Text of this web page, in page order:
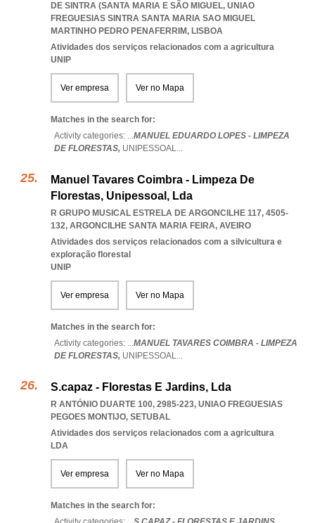
DE SINTRA (SANTA MARIA E SÃO MIGUEL, UNIAO
FREGUESIAS SINTRA SANTA MARIA SAO MIGUEL
MARTINHO PEDRO PENAFERRIM, LISBOA
Atividades dos serviços relacionados com a agricultura
UNIP
Ver empresa Ver no Mapa
Matches in the search for:
Activity categories: ...MANUEL EDUARDO LOPES - LIMPEZA
DE FLORESTAS, UNIPESSOAL...
Manuel Tavares Coimbra - Limpeza De
Florestas, Unipessoal, Lda
R GRUPO MUSICAL ESTRELA DE ARGONCILHE 117, 4505-
132, ARGONCILHE SANTA MARIA FEIRA, AVEIRO
Atividades dos serviços relacionados com a silvicultura e
exploração florestal
UNIP
Ver empresa Ver no Mapa
Matches in the search for:
Activity categories: ...MANUEL TAVARES COIMBRA - LIMPEZA
DE FLORESTAS, UNIPESSOAL...
S.capaz - Florestas E Jardins, Lda
R ANTÓNIO DUARTE 100, 2985-223, UNIAO FREGUESIAS
PEGOES MONTIJO, SETUBAL
Atividades dos serviços relacionados com a agricultura
LDA
Ver empresa Ver no Mapa
Matches in the search for: